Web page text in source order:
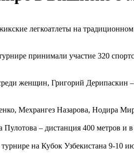
легкоатлеты на
принимали участие 320
женщин, Григорий Дерипаскин
Мехрангез Назарова, Нодира
– дистанция 400 метров и в
на Кубок Узбекистана 9-10